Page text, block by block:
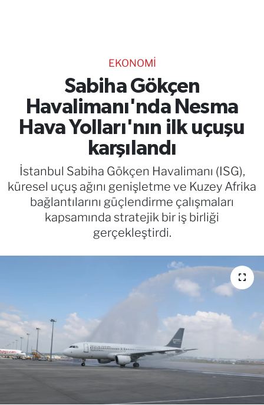
EKONOMİ
Sabiha Gökçen
Havalimanı'nda Nesma
Hava Yolları'nın ilk uçuşu
karşılandı
İstanbul Sabiha Gökçen Havalimanı (ISG),
küresel uçuş ağını genişletme ve Kuzey Afrika
bağlantılarını güçlendirme çalışmaları
kapsamında stratejik bir iş birliği
gerçekleştirdi.
RESMİ İLANLAR
Gencsesfm Canlı Dinle